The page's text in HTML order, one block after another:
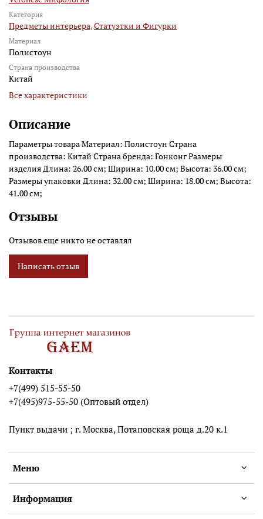
Категория
Предметы интерьера,Статуэтки и Фигурки
Материал
Полистоун
Страна производства
Китай
Все характеристики
Описание
Параметры товара Материал: Полистоун Страна
производства: Китай Страна бренда: Гонконг Размеры
изделия Длина: 26.00 см; Ширина: 10.00 см; Высота: 36.00 см;
Размеры упаковки Длина: 32.00 см; Ширина: 18.00 см; Высота:
41.00 см;
Отзывы
Отзывов еще никто не оставлял
Написать отзыв
Меню
Информация
Контакты
+7(499) 515-55-50
+7(495)975-55-50 (Оптовый отдел)
Пункт выдачи ; г. Москва, Потаповская роща д.20 к.1